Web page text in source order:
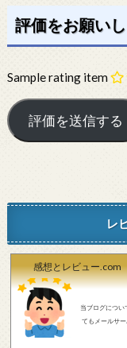
評価をお願い
Sample rating item
レ
感想とレビュー.com
当ブログについて レビューのご依頼は、こちらのフォームからお願いいたします
てもメールサ